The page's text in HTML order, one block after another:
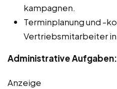
kampagnen.
Terminplanung und -
Vertriebsmitarbeiter in
Administrative Aufgaben:
Anzeige